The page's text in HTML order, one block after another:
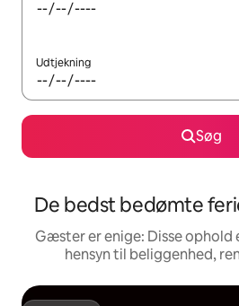
Udtjekning
Søg
De bedst bedømte
Gæster er enige: Disse
hensyn til beliggenhed,